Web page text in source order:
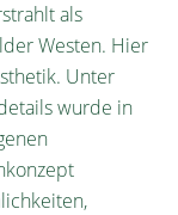
als
Westen. Hier
Unter
wurde in